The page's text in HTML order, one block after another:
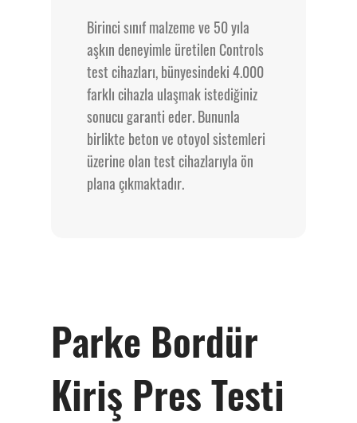
Birinci sınıf malzeme ve 50 yıla
aşkın deneyimle üretilen Controls
test cihazları, bünyesindeki 4.000
farklı cihazla ulaşmak istediğiniz
sonucu garanti eder. Bununla
birlikte beton ve otoyol sistemleri
üzerine olan test cihazlarıyla ön
plana çıkmaktadır.
Parke Bordür
Kiriş Pres Testi